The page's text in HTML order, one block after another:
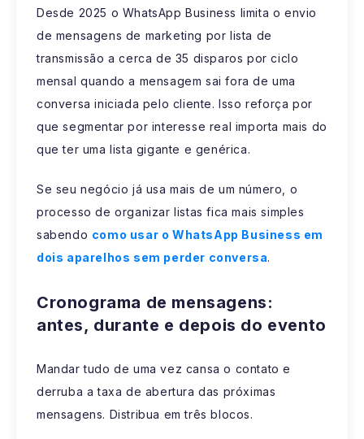
Desde 2025 o WhatsApp Business limita o envio
de mensagens de marketing por lista de
transmissão a cerca de 35 disparos por ciclo
mensal quando a mensagem sai fora de uma
conversa iniciada pelo cliente. Isso reforça por
que segmentar por interesse real importa mais do
que ter uma lista gigante e genérica.
Se seu negócio já usa mais de um número, o
processo de organizar listas fica mais simples
sabendo como usar o WhatsApp Business em
dois aparelhos sem perder conversa.
Cronograma de mensagens:
antes, durante e depois do evento
Mandar tudo de uma vez cansa o contato e
derruba a taxa de abertura das próximas
mensagens. Distribua em três blocos.